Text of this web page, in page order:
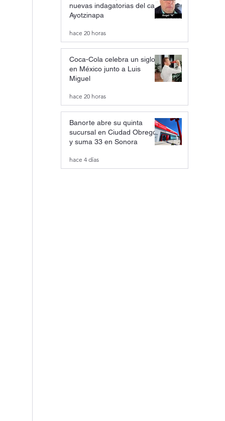
nuevas indagatorias del caso
Ayotzinapa
hace 20 horas
Coca-Cola celebra un siglo
en México junto a Luis
Miguel
hace 20 horas
Banorte abre su quinta
sucursal en Ciudad Obregón
y suma 33 en Sonora
hace 4 días